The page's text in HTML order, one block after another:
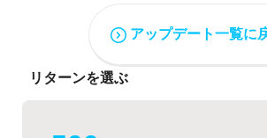
アップデート一覧に
リターンを選ぶ